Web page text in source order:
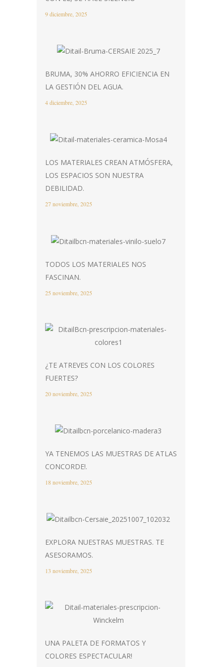
9 diciembre, 2025
BRUMA, 30% AHORRO EFICIENCIA EN
LA GESTIÓN DEL AGUA.
4 diciembre, 2025
LOS MATERIALES CREAN ATMÓSFERA,
LOS ESPACIOS SON NUESTRA
DEBILIDAD.
27 noviembre, 2025
TODOS LOS MATERIALES NOS
FASCINAN.
25 noviembre, 2025
¿TE ATREVES CON LOS COLORES
FUERTES?
20 noviembre, 2025
YA TENEMOS LAS MUESTRAS DE ATLAS
CONCORDE!.
18 noviembre, 2025
EXPLORA NUESTRAS MUESTRAS. TE
ASESORAMOS.
13 noviembre, 2025
UNA PALETA DE FORMATOS Y
COLORES ESPECTACULAR!